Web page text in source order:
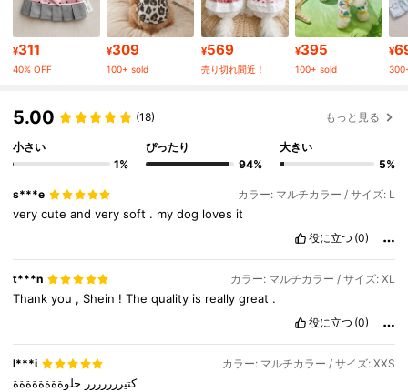
4.87 216K フォロワー
216K フォロワー
4.87 216K フォロワー
¥311
40% OFF
¥309
100+ sold
¥569
売り切れ間近！
¥395
100+ sold
¥
5.00 (18) もっと見る
小さい
1%
ぴったり
94%
大きい
5%
s***e カラー: マルチカラー / サイズ: L
verycuteandverysoft . mydog loves it
役に立つ (0)
t***n カラー: マルチカラー / サイズ: XL
Thankyou , Shein !Thequality is reallygreat .
役に立つ (0)
l***i カラー: マルチカラー / サイズ: XXS
كتيررررررر حلوةةةةةةةة